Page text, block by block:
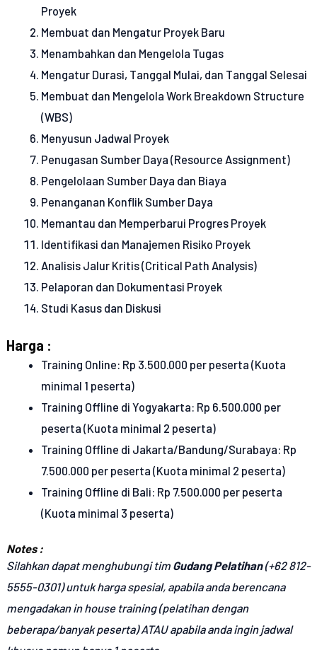
Proyek
Membuat dan Mengatur Proyek Baru
Menambahkan dan Mengelola Tugas
Mengatur Durasi, Tanggal Mulai, dan Tanggal Selesai
Membuat dan Mengelola Work Breakdown Structure
(WBS)
Menyusun Jadwal Proyek
Penugasan Sumber Daya (Resource Assignment)
Pengelolaan Sumber Daya dan Biaya
Penanganan Konflik Sumber Daya
Memantau dan Memperbarui Progres Proyek
Identifikasi dan Manajemen Risiko Proyek
Analisis Jalur Kritis (Critical Path Analysis)
Pelaporan dan Dokumentasi Proyek
Studi Kasus dan Diskusi
Harga :
Training Online: Rp 3.500.000 per peserta (Kuota
minimal 1 peserta)
Training Offline di Yogyakarta: Rp 6.500.000 per
peserta (Kuota minimal 2 peserta)
Training Offline di Jakarta/Bandung/Surabaya: Rp
7.500.000 per peserta (Kuota minimal 2 peserta)
Training Offline di Bali: Rp 7.500.000 per peserta
(Kuota minimal 3 peserta)
Notes :
Silahkan dapat menghubungi tim Gudang Pelatihan(+62 812-
5555-0301) untuk harga spesial, apabila anda berencana
mengadakan in house training (pelatihan dengan
beberapa/banyak peserta) ATAU apabila anda ingin jadwal